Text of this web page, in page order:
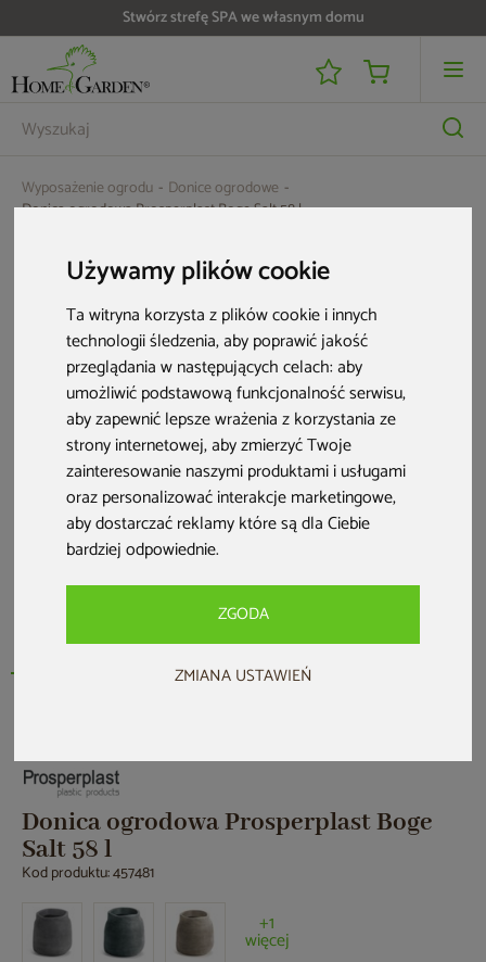
Używamy plików cookie
Ta witryna korzysta z plików cookie i innych
technologii śledzenia, aby poprawić jakość
przeglądania w następujących celach:aby
umożliwić podstawową funkcjonalność serwisu,
aby zapewnić lepsze wrażenia z korzystania ze
strony internetowej,aby zmierzyć Twoje
zainteresowanie naszymi produktami i usługami
oraz personalizować interakcje marketingowe,
aby dostarczać reklamy które są dla Ciebie
bardziej odpowiednie.
ZGODA
ZMIANA USTAWIEŃ
Stwórz strefę SPA we własnym domu
Wyposażenie ogrodu
Donice ogrodowe
Donica ogrodowa Prosperplast Boge Salt 58 l
Donica ogrodowa Prosperplast Boge
Salt 58 l
Kod produktu: 457481
+1
więcej